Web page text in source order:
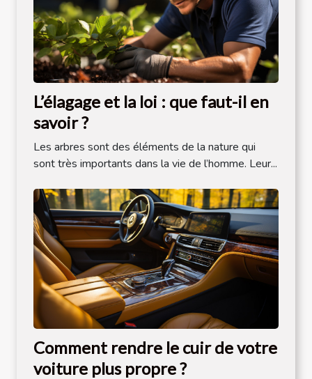
L’élagage et la loi : que faut-il en
savoir ?
Les arbres sont des éléments de la nature qui
sont très importants dans la vie de l’homme. Leur...
Comment rendre le cuir de votre
voiture plus propre ?